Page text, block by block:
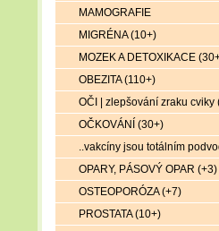
MAMOGRAFIE
MIGRÉNA (10+)
MOZEK A DETOXIKACE
OBEZITA (110+)
OČI | zlepšování zraku cviky
OČKOVÁNÍ (30+)
..vakcíny jsou totálním
OPARY, PÁSOVÝ OPAR (+3)
OSTEOPORÓZA (+7)
PROSTATA (10+)